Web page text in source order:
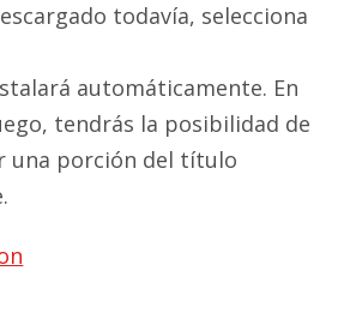
todavía, selecciona
automáticamente. En
tendrás la posibilidad de
una porción del título